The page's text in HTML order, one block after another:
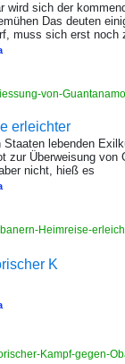
wird sich der
Das deuten
muss sich erst noch
von-
erleichter
lebenden
zur Überweisung
nicht, hieß es
Heimreise-
K
Kampf-gegen-